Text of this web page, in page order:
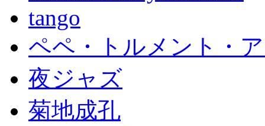
tango
ペペ・トルメント・
夜ジャズ
菊地成孔